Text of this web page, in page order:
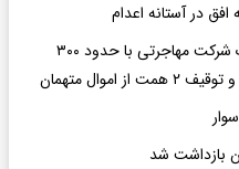
در آستانه اعدام
رسیدگی به پرونده کلاهبرداری یک شرکت مهاجرتی با حدود ۳۰۰
متهمان
بازداشت شد